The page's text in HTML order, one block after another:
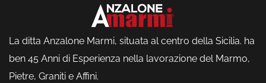
La ditta Anzalone Marmi, situata al centro della Sicilia. ha
ben 45 Anni di Esperienza nella lavorazione del Marmo,
Pietre, Graniti e Affini.